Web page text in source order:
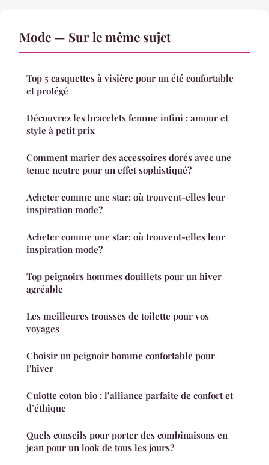
Mode — Sur le même sujet
Top 5 casquettes à visière pour un été confortable
et protégé
Découvrez les bracelets femme infini : amour et
style à petit prix
Comment marier des accessoires dorés avec une
tenue neutre pour un effet sophistiqué?
Acheter comme une star: où trouvent-elles leur
inspiration mode?
Acheter comme une star: où trouvent-elles leur
inspiration mode?
Top peignoirs hommes douillets pour un hiver
agréable
Les meilleures trousses de toilette pour vos
voyages
Choisir un peignoir homme confortable pour
l'hiver
Culotte coton bio : l’alliance parfaite de confort et
d’éthique
Quels conseils pour porter des combinaisons en
jean pour un look de tous les jours?